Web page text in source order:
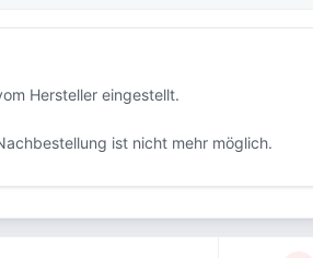
Hersteller eingestellt.
ist nicht mehr möglich.